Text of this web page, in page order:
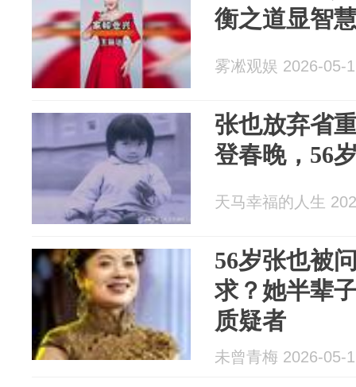
衡之道显智
雾凇观娱 2026-05-
张也放弃省
登春晚，56
天马幸福的人生
56岁张也被
求？她半辈
质疑者
未曾青梅 2026-05-